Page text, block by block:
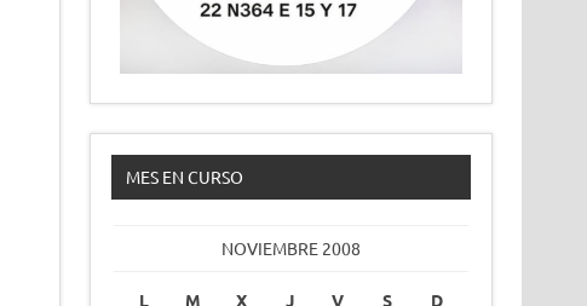
MES EN CURSO
NOVIEMBRE 2008
L M X J V S D